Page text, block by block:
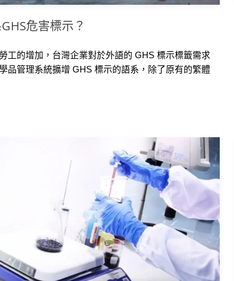
危害標示？
工的增加，台灣企業對於外語的 GHS 標示標籤需求
品管理系統擴增 GHS 標示的語系，除了原有的繁體
文，更增加了泰文、越南文、印尼文的選項，且未